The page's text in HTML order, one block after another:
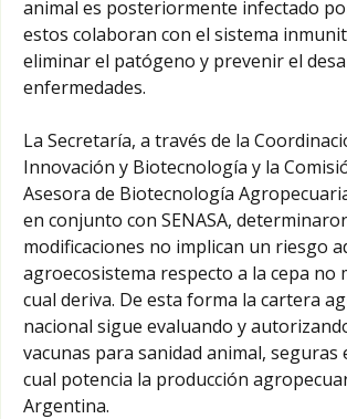
animal es posteriormente infectado
estos colaboran con el sistema
eliminar el patógeno y prevenir el
enfermedades.
La Secretaría, a través de la
Innovación y Biotecnología y la
Asesora de Biotecnología
en conjunto con SENASA,
modificaciones no implican un riesgo
agroecosistema respecto a la cepa no
cual deriva. De esta forma la cartera
nacional sigue evaluando y
vacunas para sanidad animal, seguras
cual potencia la producción
Argentina.